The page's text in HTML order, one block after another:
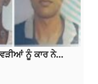
ਨੂੰ ਕਾਰ ਨੇ...